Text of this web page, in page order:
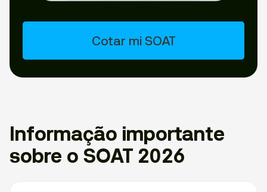
Cotar mi SOAT
Informação importante
sobre o SOAT 2026